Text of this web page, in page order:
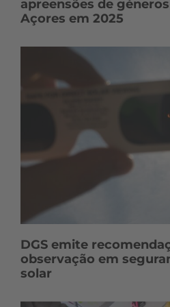
apreensões de
Açores em 2025
DGS emite
observação em
solar